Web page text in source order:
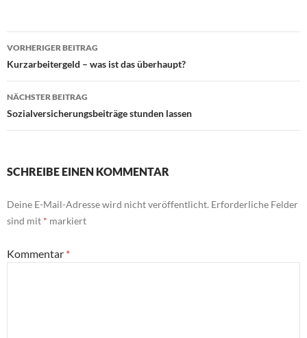
Beitragsnavigation
VORHERIGER BEITRAG
Kurzarbeitergeld – was ist das überhaupt?
NÄCHSTER BEITRAG
Sozialversicherungsbeiträge stunden lassen
SCHREIBE EINEN KOMMENTAR
Deine E-Mail-Adresse wird nicht veröffentlicht. Erforderliche Felder
sind mit * markiert
Kommentar *